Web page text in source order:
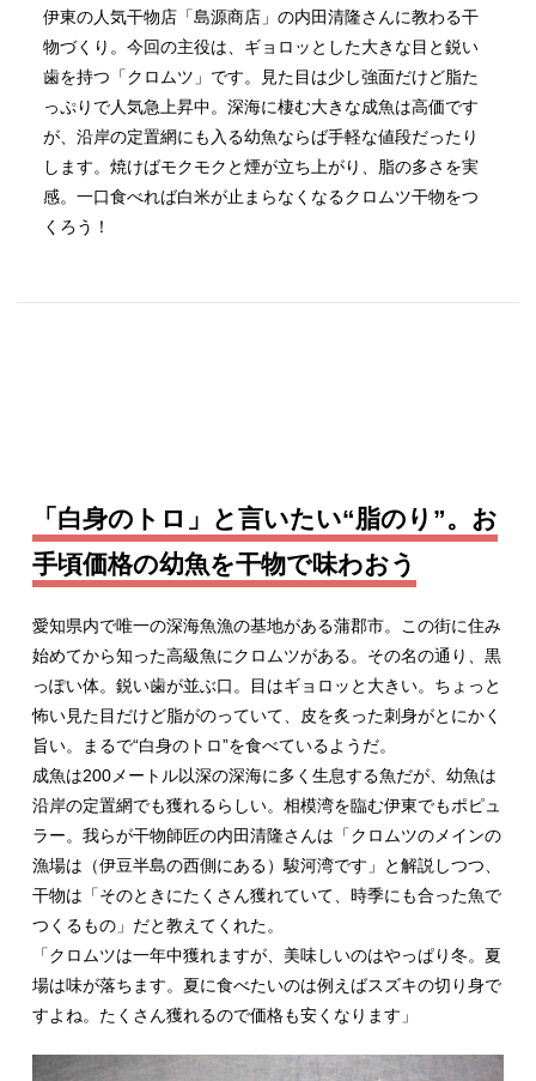
伊東の人気干物店「島源商店」の内田清隆さんに教わる干
物づくり。今回の主役は、ギョロッとした大きな目と鋭い
歯を持つ「クロムツ」です。見た目は少し強面だけど脂た
っぷりで人気急上昇中。深海に棲む大きな成魚は高価です
が、沿岸の定置網にも入る幼魚ならば手軽な値段だったり
します。焼けばモクモクと煙が立ち上がり、脂の多さを実
感。一口食べれば白米が止まらなくなるクロムツ干物をつ
くろう！
「白身のトロ」と言いたい“脂のり”。お
手頃価格の幼魚を干物で味わおう
愛知県内で唯一の深海魚漁の基地がある蒲郡市。この街に住み
始めてから知った高級魚にクロムツがある。その名の通り、黒
っぽい体。鋭い歯が並ぶ口。目はギョロッと大きい。ちょっと
怖い見た目だけど脂がのっていて、皮を炙った刺身がとにかく
旨い。まるで“白身のトロ”を食べているようだ。
成魚は200メートル以深の深海に多く生息する魚だが、幼魚は
沿岸の定置網でも獲れるらしい。相模湾を臨む伊東でもポピュ
ラー。我らが干物師匠の内田清隆さんは「クロムツのメインの
漁場は（伊豆半島の西側にある）駿河湾です」と解説しつつ、
干物は「そのときにたくさん獲れていて、時季にも合った魚で
つくるもの」だと教えてくれた。
「クロムツは一年中獲れますが、美味しいのはやっぱり冬。夏
場は味が落ちます。夏に食べたいのは例えばスズキの切り身で
すよね。たくさん獲れるので価格も安くなります」